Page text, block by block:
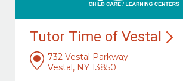
Tutor Time of Vestal
732 Vestal Parkway
Vestal, NY 13850